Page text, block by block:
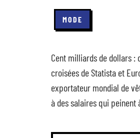
MODE
Cent milliards de dollars :
croisées de Statista et
exportateur mondial de
à des salaires qui